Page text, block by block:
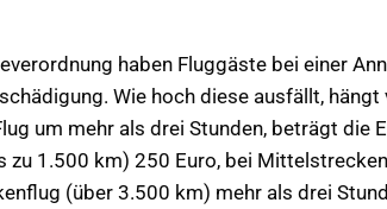
haben Fluggäste bei einer
Wie hoch diese ausfällt,
um mehr als drei Stunden, beträgt die
zu 1.500 km) 250 Euro, bei
(über 3.500 km) mehr als drei